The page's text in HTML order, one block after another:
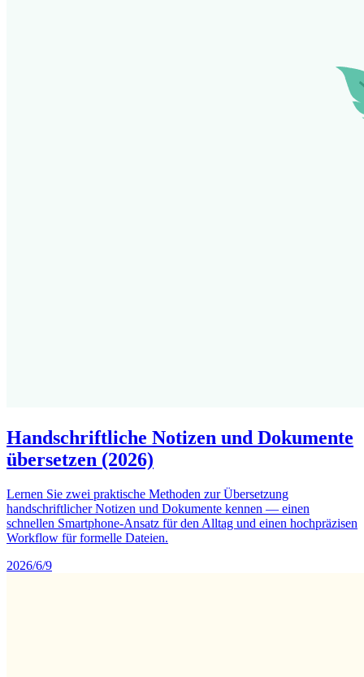
Handschriftliche Notizen und Dokumente
übersetzen (2026)
Lernen Sie zwei praktische Methoden zur Übersetzung
handschriftlicher Notizen und Dokumente kennen — einen
schnellen Smartphone-Ansatz für den Alltag und einen hochpräzisen
Workflow für formelle Dateien.
2026/6/9